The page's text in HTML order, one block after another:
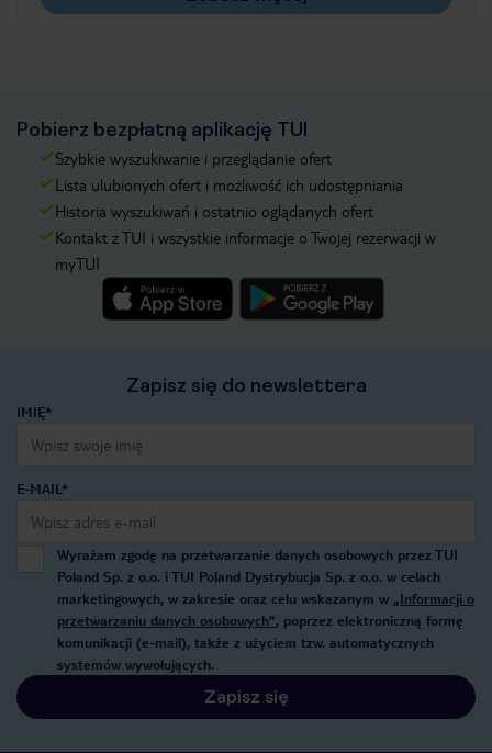
Pobierz bezpłatną aplikację TUI
Szybkie wyszukiwanie i przeglądanie ofert
Lista ulubionych ofert i możliwość ich udostępniania
Historia wyszukiwań i ostatnio oglądanych ofert
Kontakt z TUI i wszystkie informacje o Twojej rezerwacji w
myTUI
Zapisz się do newslettera
IMIĘ*
E-MAIL*
Wyrażam zgodę na przetwarzanie danych osobowych przez TUI
Poland Sp. z o.o. i TUI Poland Dystrybucja Sp. z o.o. w celach
marketingowych, w zakresie oraz celu wskazanym w „Informacji o
przetwarzaniu danych osobowych”, poprzez elektroniczną formę
komunikacji (e-mail), także z użyciem tzw. automatycznych
systemów wywołujących.
Zapisz się